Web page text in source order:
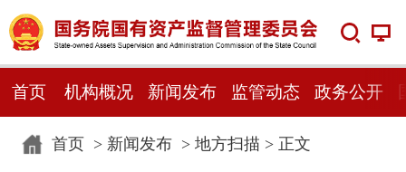
首页 机构概况 新闻发布 监管动态 政务公开
首页> 新闻发布> 地方扫描 > 正文